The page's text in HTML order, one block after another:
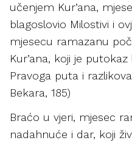
učenjem Kur’ana,
blagoslovio Milostivi i
mjesecu ramazanu
Kur’ana, koji je
Pravoga puta i
Bekara, 185)
Braćo u vjeri, mjesec
nadahnuće i dar, koji